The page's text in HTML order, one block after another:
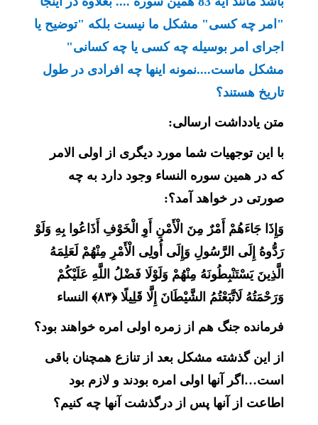
"امر چه کسی" مشکل ما نیست بلکه "توضیح یا
اجرای امر بوسیله چه کسی یا چه کسانی"
مشکل ماست....نمونه اینها چه افرادی در طول
تاریخ هستند؟
متن یادداشت ارسالی:
با این توجهیات شما مورد دیگری از اولی الامر
که در همین سوره النساء وجود دارد به چه
صورتی در خواهد آمد؟:
وَإِذَا جَاءَهُمْ أَمْرٌ مِنَ الْأَمْنِ أَوِ الْخَوْفِ أَذَاعُوا بِهِ وَلَوْ
رَدُّوهُ إِلَى الرَّسُولِ وَإِلَى أُولِی الْأَمْرِ مِنْهُمْ لَعَلِمَهُ
الَّذِینَ یَسْتَنْبِطُونَهُ مِنْهُمْ وَلَوْلَا فَضْلُ اللَّهِ عَلَیْکُمْ
وَرَحْمَتُهُ لَاتَّبَعْتُمُ الشَّیْطَانَ إِلَّا قَلِیلًا ﴿۸۳﴾ النساء
فرمانده جنگ هم از زمره اولی امره خواهند بود؟
از این گذشته مشکل بعد از تنازع همچنان باقی
است…اگر آنها اولی امره بودند و لازم بود
اطاعت از آنها پس از درگذشت آنها چه کنیم؟